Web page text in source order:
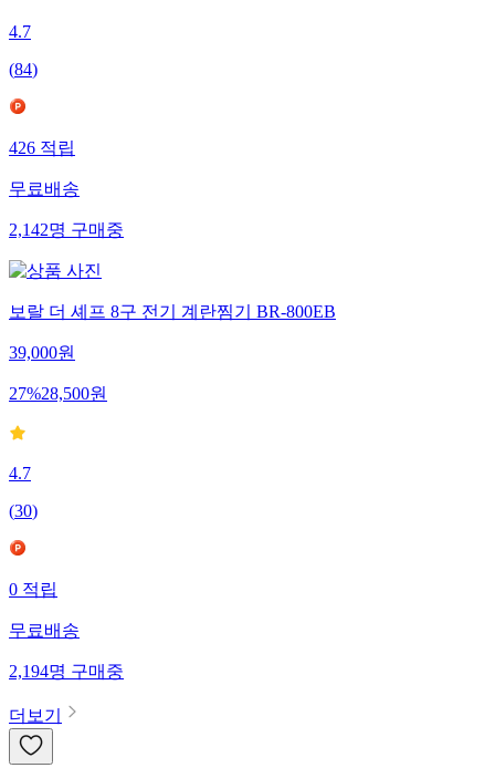
4.7
(84)
426적립
무료배송
2,142명구매중
보랄 더 셰프 8구 전기 계란찜기 BR-800EB
39,000원
27%28,500원
4.7
(30)
0적립
무료배송
2,194명구매중
더보기